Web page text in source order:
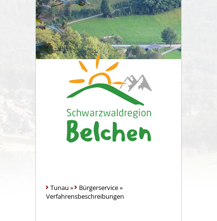
Tunau » Bürgerservice»
Verfahrensbeschreibungen